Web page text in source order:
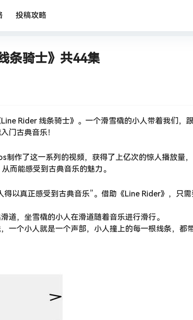
投稿攻略
条骑士》共44集
Rider 线条骑士》。一个滑雪橇的小人带着我们，
门古典音乐！
作了这一系列的视频，获得了上亿次的惊人播放量
而能感受到古典音乐的魅力。
以真正感受到古典音乐”。借助《Line Rider》，只需
道，坐雪橇的小人在滑道随着音乐进行滑行。
一个小人就是一个声部，小人撞上的每一根线条，都